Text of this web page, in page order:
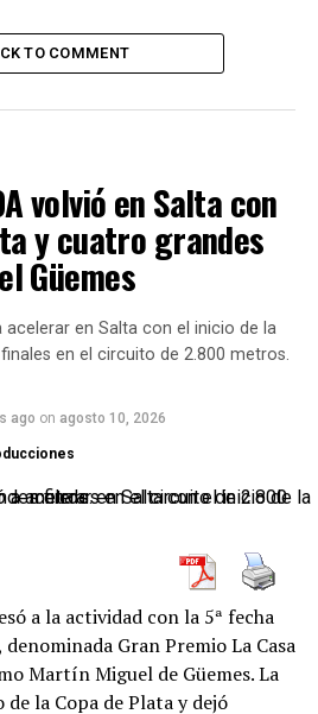
Imola: “Sentí lo mismo que al ver
del podio, presionando a
vuelta. Aunque no logró
para la escudería italiana.
“¡Muchísimas gracias,
paradas fantásticas, el
a todos! Y para los
TO COMMENT
volvió en Salta con
y cuatro grandes
Güemes
acelerar en Salta con el inicio de la
en el circuito de 2.800 metros.
ago on agosto 10, 2026
a la actividad con la 5ª fecha
Gran Premio La Casa
Martín Miguel de Güemes. La
la Copa de Plata y dejó